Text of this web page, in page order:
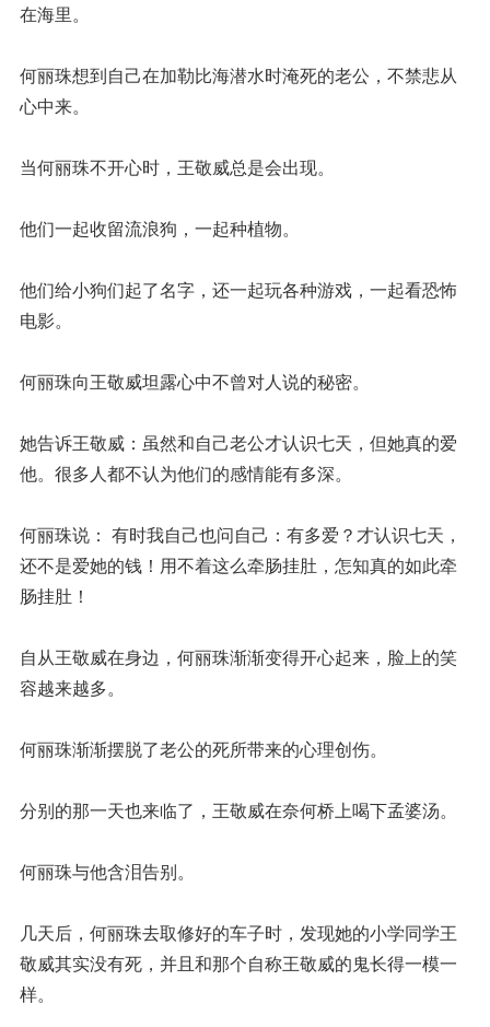
在海里。
何丽珠想到自己在加勒比海潜水时淹死的老公，不禁悲从
心中来。
当何丽珠不开心时，王敬威总是会出现。
他们一起收留流浪狗，一起种植物。
他们给小狗们起了名字，还一起玩各种游戏，一起看恐怖
电影。
何丽珠向王敬威坦露心中不曾对人说的秘密。
她告诉王敬威：虽然和自己老公才认识七天，但她真的爱
他。很多人都不认为他们的感情能有多深。
何丽珠说： 有时我自己也问自己：有多爱？才认识七天，
还不是爱她的钱！用不着这么牵肠挂肚，怎知真的如此牵
肠挂肚！
自从王敬威在身边，何丽珠渐渐变得开心起来，脸上的笑
容越来越多。
何丽珠渐渐摆脱了老公的死所带来的心理创伤。
分别的那一天也来临了，王敬威在奈何桥上喝下孟婆汤。
何丽珠与他含泪告别。
几天后，何丽珠去取修好的车子时，发现她的小学同学王
敬威其实没有死，并且和那个自称王敬威的鬼长得一模一
样。